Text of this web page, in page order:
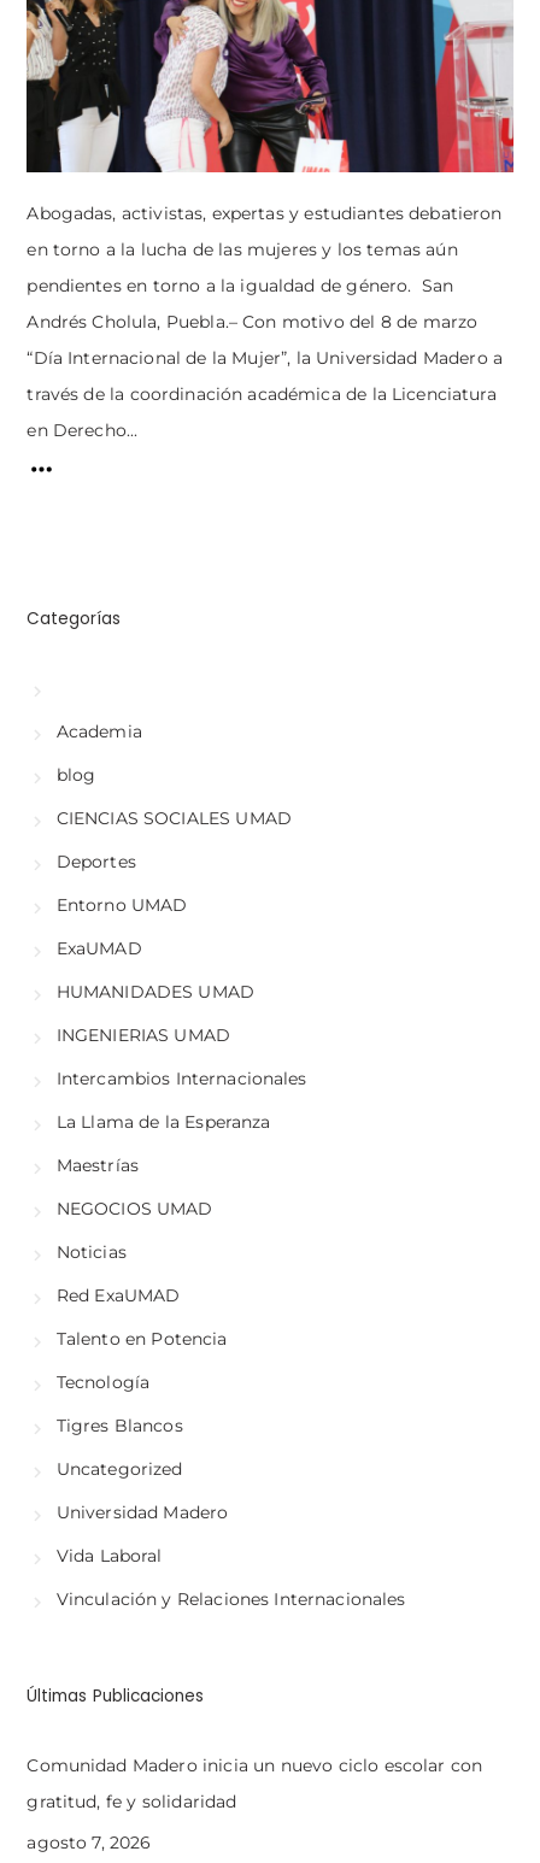
Abogadas, activistas, expertas y estudiantes debatieron
en torno a la lucha de las mujeres y los temas aún
pendientes en torno a la igualdad de género. San
Andrés Cholula, Puebla.– Con motivo del 8 de marzo
“Día Internacional de la Mujer”, la Universidad Madero a
través de la coordinación académica de la Licenciatura
en Derecho...
Categorías
Academia
blog
CIENCIAS SOCIALES UMAD
Deportes
Entorno UMAD
ExaUMAD
HUMANIDADES UMAD
INGENIERIAS UMAD
Intercambios Internacionales
La Llama de la Esperanza
Maestrías
NEGOCIOS UMAD
Noticias
Red ExaUMAD
Talento en Potencia
Tecnología
Tigres Blancos
Uncategorized
Universidad Madero
Vida Laboral
Vinculación y Relaciones Internacionales
Últimas Publicaciones
Comunidad Madero inicia un nuevo ciclo escolar con
gratitud, fe y solidaridad
agosto 7, 2026